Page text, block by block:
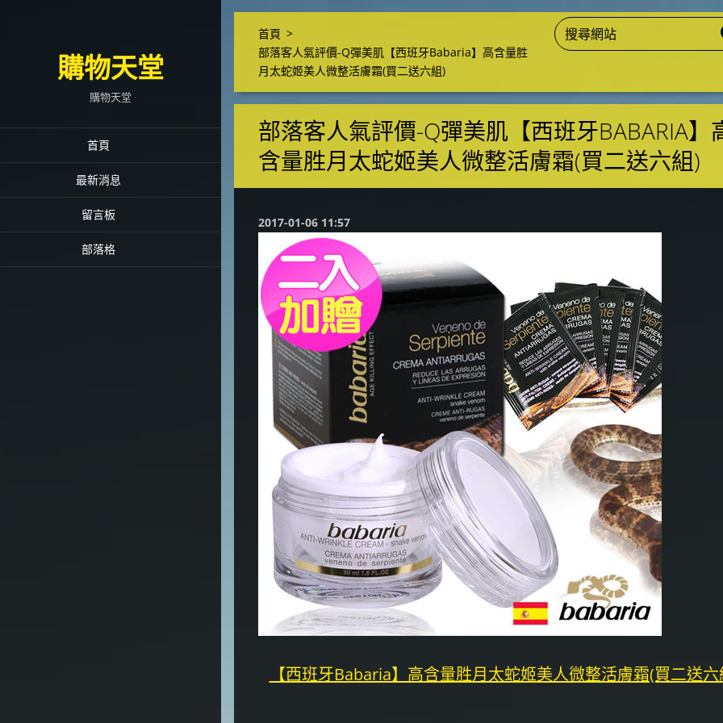
購物天堂
購物天堂
首頁
最新消息
留言板
部落格
首頁 >
部落客人氣評價-Q彈美肌【西班牙Babaria】高含量胜
月太蛇姬美人微整活膚霜(買二送六組)
部落客人氣評價-Q彈美肌【西班牙BABARIA】
含量胜月太蛇姬美人微整活膚霜(買二送六組)
2017-01-06 11:57
【西班牙Babaria】高含量胜月太蛇姬美人微整活膚霜(買二送六